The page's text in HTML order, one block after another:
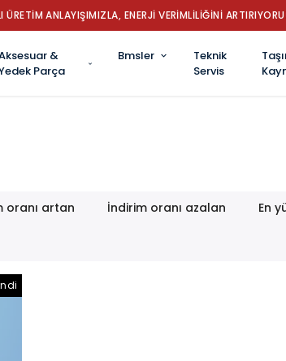
ANLAYIŞIMIZLA, ENERJİ VERİMLİLİĞİNİ
&
Parça
Bmsler
Teknik
Servis
oranı artan İndirim oranı azalan En